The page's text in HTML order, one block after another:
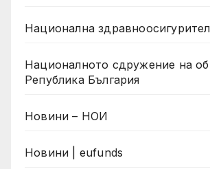
Национална
Националното сдружение на
Република България
Новини – НОИ
Новини | eufunds